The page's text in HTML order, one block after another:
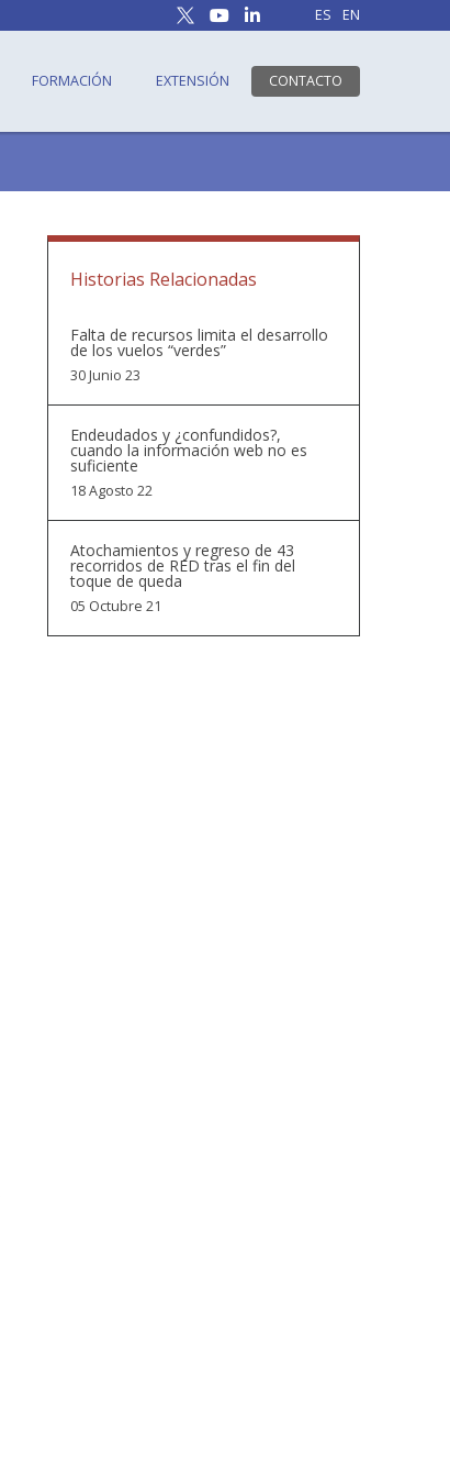
ES EN
FORMACIÓN EXTENSIÓN CONTACTO
Historias Relacionadas
Falta de recursos limita el desarrollo
de los vuelos “verdes”
30 Junio 23
Endeudados y ¿confundidos?,
cuando la información web no es
suficiente
18 Agosto 22
Atochamientos y regreso de 43
recorridos de RED tras el fin del
toque de queda
05 Octubre 21